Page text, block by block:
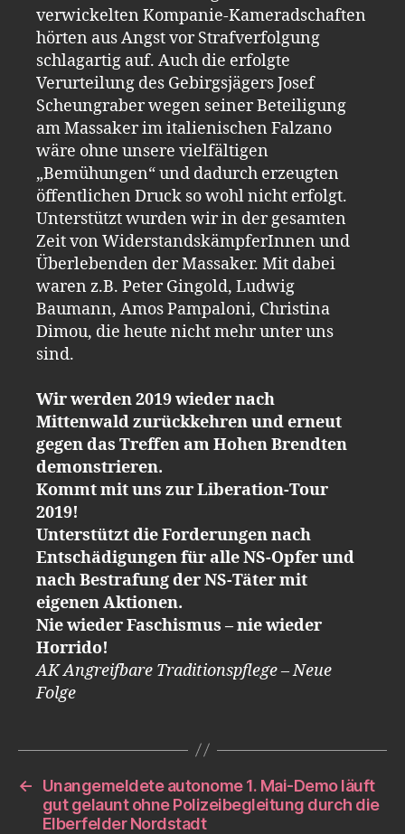
verwickelten Kompanie-Kameradschaften
hörten aus Angst vor Strafverfolgung
schlagartig auf. Auch die erfolgte
Verurteilung des Gebirgsjägers Josef
Scheungraber wegen seiner Beteiligung
am Massaker im italienischen Falzano
wäre ohne unsere vielfältigen
„Bemühungen“ und dadurch erzeugten
öffentlichen Druck so wohl nicht erfolgt.
Unterstützt wurden wir in der gesamten
Zeit von WiderstandskämpferInnen und
Überlebenden der Massaker. Mit dabei
waren z.B. Peter Gingold, Ludwig
Baumann, Amos Pampaloni, Christina
Dimou, die heute nicht mehr unter uns
sind.
Wir werden 2019 wieder nach
Mittenwald zurückkehren und erneut
gegen das Treffen am Hohen Brendten
demonstrieren.
Kommt mit uns zur Liberation-Tour
2019!
Unterstützt die Forderungen nach
Entschädigungen für alle NS-Opfer und
nach Bestrafung der NS-Täter mit
eigenen Aktionen.
Nie wieder Faschismus – nie wieder
Horrido!
AK Angreifbare Traditionspflege – Neue
Folge
←
Unangemeldete autonome 1. Mai-Demo läuft
gut gelaunt ohne Polizeibegleitung durch die
Elberfelder Nordstadt